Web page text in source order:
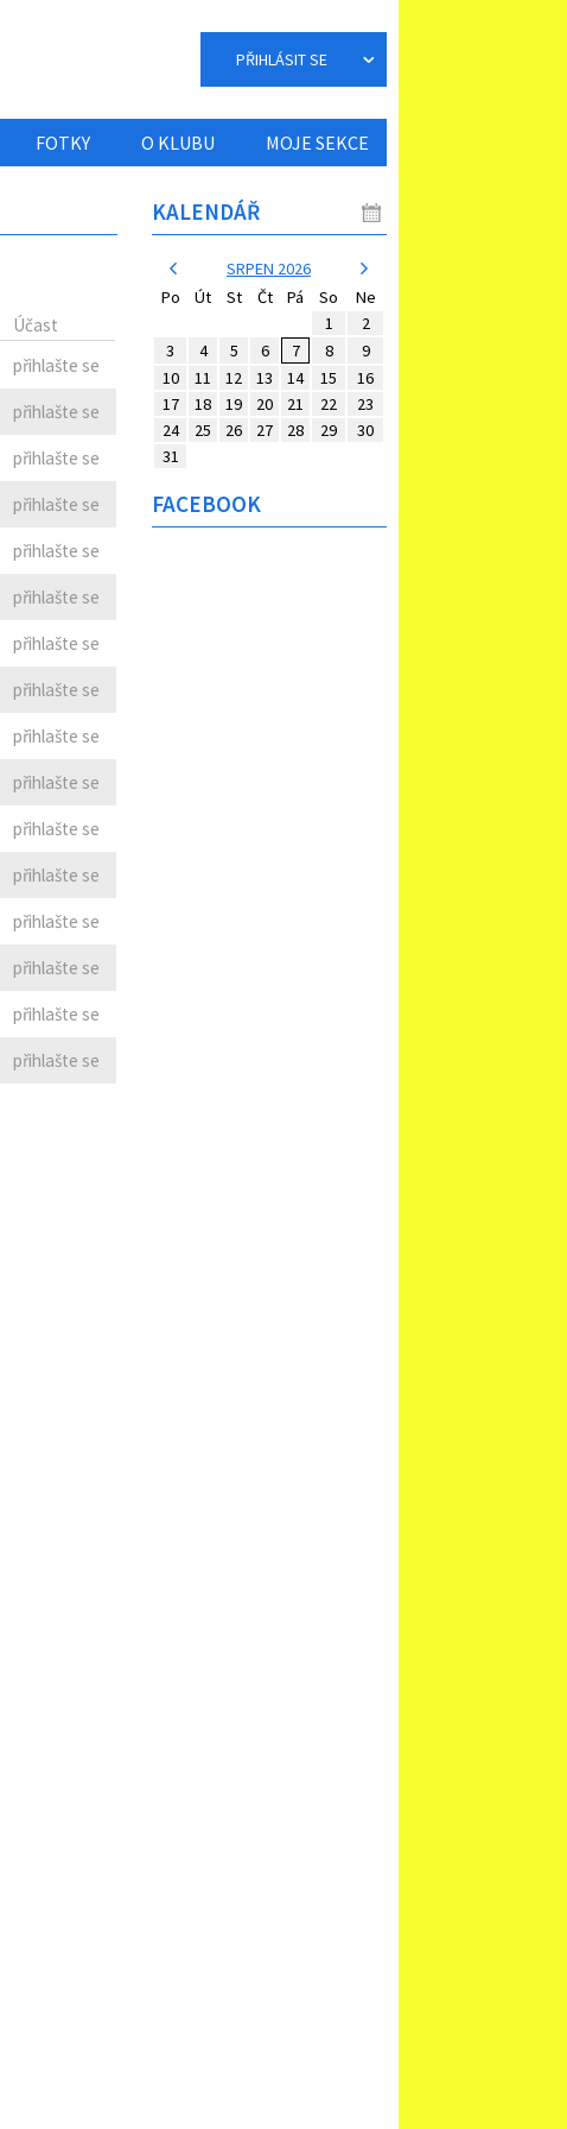
PŘIHLÁSIT SE
FOTKY O KLUBU MOJE SEKCE
Účast
přihlašte se
přihlašte se
přihlašte se
přihlašte se
přihlašte se
přihlašte se
přihlašte se
přihlašte se
přihlašte se
přihlašte se
přihlašte se
přihlašte se
přihlašte se
přihlašte se
přihlašte se
přihlašte se
KALENDÁŘ
SRPEN 2026
Po
Út St Čt Pá So
Ne
1
2
3
4 5 6 7 8
9
10
11 12 13 14 15
16
17
18 19 20 21 22
23
24
25 26 27 28 29
30
31
FACEBOOK